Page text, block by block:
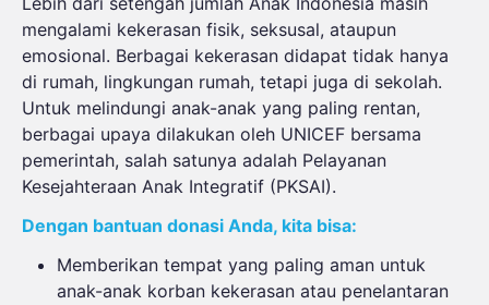
mengalami kekerasan fisik, seksusal, ataupun
emosional. Berbagai kekerasan didapat tidak hanya
di rumah, lingkungan rumah, tetapi juga di sekolah.
Untuk melindungi anak-anak yang paling rentan,
berbagai upaya dilakukan oleh UNICEF bersama
pemerintah, salah satunya adalah Pelayanan
Kesejahteraan Anak Integratif (PKSAI).
Dengan bantuan donasi Anda, kita bisa:
Memberikan tempat yang paling aman untuk
anak-anak korban kekerasan atau penelantaran